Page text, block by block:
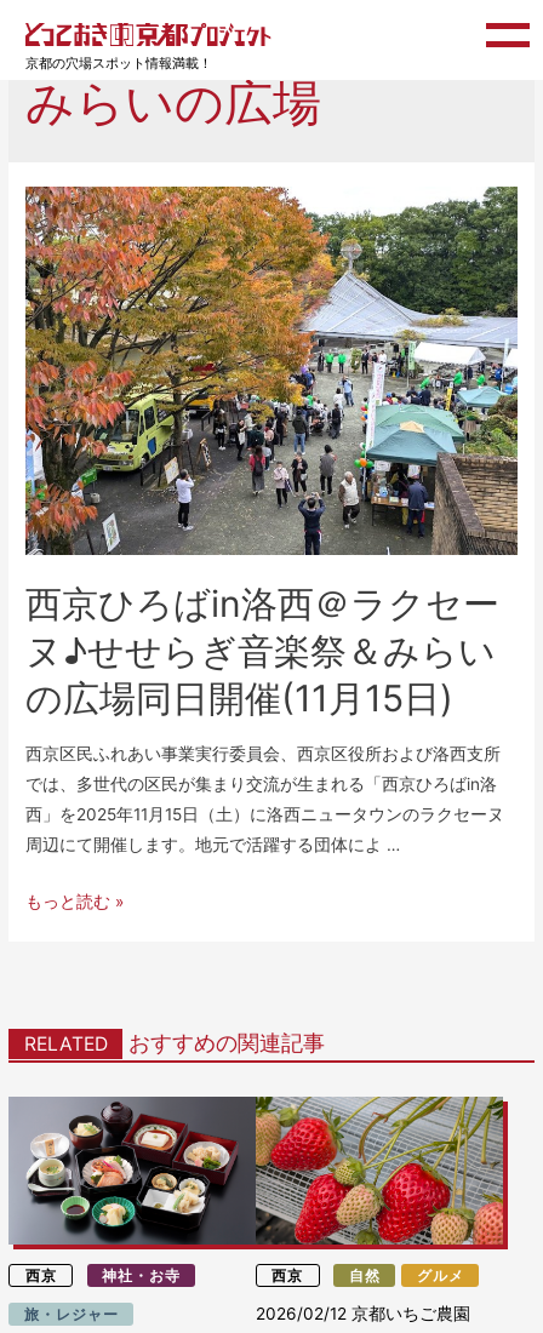
京都の穴場スポット情報満載！
みらいの広場
西京ひろばin洛西＠ラクセー
ヌ♪せせらぎ音楽祭＆みらい
の広場同日開催(11月15日)
西京区民ふれあい事業実行委員会、西京区役所および洛西支所
では、多世代の区民が集まり交流が生まれる「西京ひろばin洛
西」を2025年11月15日（土）に洛西ニュータウンのラクセーヌ
周辺にて開催します。地元で活躍する団体によ …
もっと読む »
RELATED おすすめの関連記事
西京 神社・お寺
旅・レジャー
西京 自然 グルメ
2026/02/12 京都いちご農園